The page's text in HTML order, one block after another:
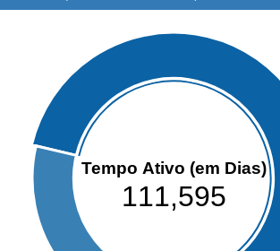
Tempo Ativo (em Dias)
111,595